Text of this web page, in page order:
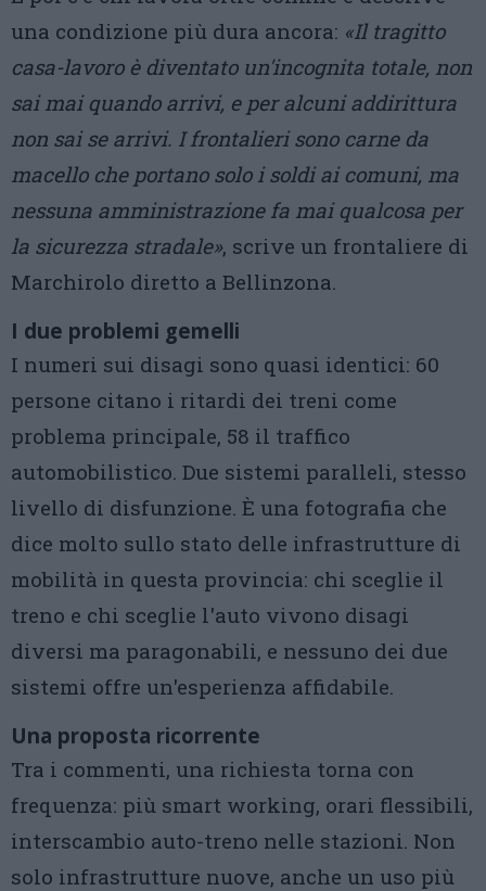
una condizione più dura ancora: «Il tragitto
casa-lavoro è diventato un'incognita totale, non
sai mai quando arrivi, e per alcuni addirittura
non sai se arrivi. I frontalieri sono carne da
macello che portano solo i soldi ai comuni, ma
nessuna amministrazione fa mai qualcosa per
la sicurezza stradale», scrive un frontaliere di
Marchirolo diretto a Bellinzona.
I due problemi gemelli
I numeri sui disagi sono quasi identici: 60
persone citano i ritardi dei treni come
problema principale, 58 il traffico
automobilistico. Due sistemi paralleli, stesso
livello di disfunzione. È una fotografia che
dice molto sullo stato delle infrastrutture di
mobilità in questa provincia: chi sceglie il
treno e chi sceglie l'auto vivono disagi
diversi ma paragonabili, e nessuno dei due
sistemi offre un'esperienza affidabile.
Una proposta ricorrente
Tra i commenti, una richiesta torna con
frequenza: più smart working, orari flessibili,
interscambio auto-treno nelle stazioni. Non
solo infrastrutture nuove, anche un uso più